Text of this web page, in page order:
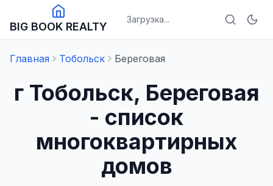
BIG BOOK REALTY
Загрузка...
Главная Тобольск Береговая
г Тобольск, Береговая
- список
многоквартирных
домов